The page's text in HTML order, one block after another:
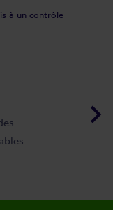
à un contrôle
keyboard_arrow_right